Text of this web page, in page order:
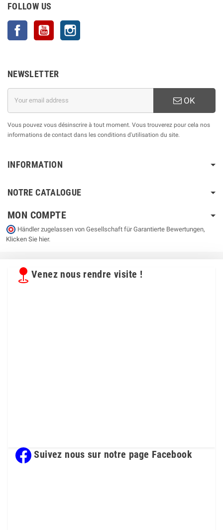
FOLLOW US
Facebook YouTube
NEWSLETTER
OK
Vous pouvez vous désinscrire à tout moment. Vous trouverez pour cela nos
informations de contact dans les conditions d'utilisation du site.
INFORMATION
NOTRE CATALOGUE
MON COMPTE
Händler zugelassen von Gesellschaft für Garantierte Bewertungen,
Klicken Sie hier.
Venez nous rendre visite !
Suivez nous sur notre page Facebook